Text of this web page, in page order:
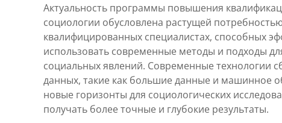
Актуальность программы повышения
социологии обусловлена растущей
квалифицированных специалистах, способных
использовать современные методы и подходы
социальных явлений. Современные технологии
данных, такие как большие данные и машинное
новые горизонты для социологических
получать более точные и глубокие результаты.